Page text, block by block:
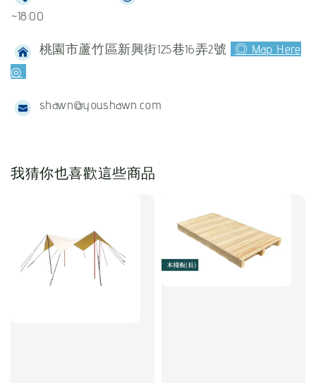
~18:00
桃園市蘆竹區新興街125巷16弄2號
◎ Map Here
◎
shawn@youshawn.com
我猜你也喜歡這些商品